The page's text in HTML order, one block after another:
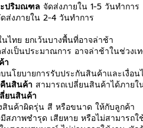
ะปริมณฑล จัดส่งภายใน 1-5 วันทำการ
ส่งภายใน 2-4 วันทำการ
นไทย ยกเว้นบางพื้นที่อาจล่าช้า
ส่งเป็นประมาณการ อาจล่าช้าในช่ว
า
นโยบายการรับประกันสินค้าและเงื่อ
คืนสินค้า สามารถเปลี่ยนสินค้าได้ภาย
ยนสินค้า
สินค้าผิดรุ่น สี หรือขนาด ให้กับลูกค้า
สภาพชำรุด เสียหาย หรือไม่สามารถใ